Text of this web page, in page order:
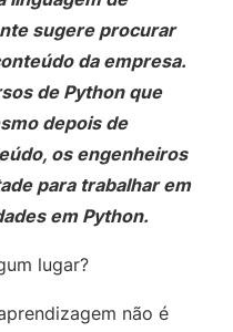
sugere procurar
da empresa.
de Python que
depois de
os engenheiros
para trabalhar em
em Python.
lugar?
não é